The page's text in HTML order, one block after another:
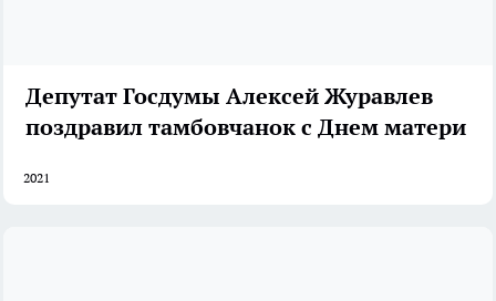
Депутат Госдумы Алексей Журавлев
поздравил тамбовчанок с Днем матери
2021